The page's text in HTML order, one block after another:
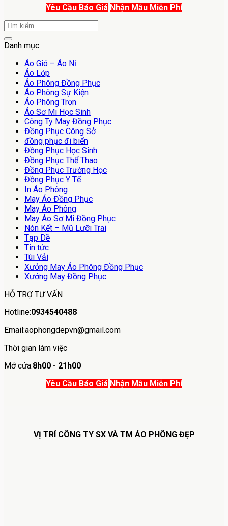
Yêu Cầu Báo Giá Nhận Mẫu Miễn Phí
Danh mục
Áo Gió – Áo Nỉ
Áo Lớp
Áo Phông Đồng Phục
Áo Phông Sự Kiện
Áo Phông Trơn
Áo Sơ Mi Học Sinh
Công Ty May Đồng Phục
Đồng Phục Công Sở
đồng phục đi biển
Đồng Phục Học Sinh
Đồng Phục Thể Thao
Đồng Phục Trường Học
Đồng Phục Y Tế
In Áo Phông
May Áo Đồng Phục
May Áo Phông
May Áo Sơ Mi Đồng Phục
Nón Kết – Mũ Lưỡi Trai
Tạp Dề
Tin tức
Túi Vải
Xưởng May Áo Phông Đồng Phục
Xưởng May Đồng Phục
HỖ TRỢ TƯ VẤN
Hotline:0934540488
Email:aophongdepvn@gmail.com
Thời gian làm việc
Mở cửa:8h00 - 21h00
Yêu Cầu Báo Giá Nhận Mẫu Miễn Phí
VỊ TRÍ CÔNG TY SX VÀ TM ÁO PHÔNG ĐẸP